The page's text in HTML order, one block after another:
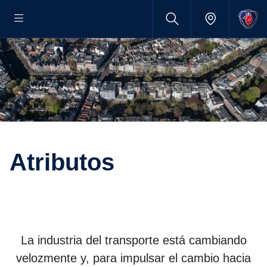
Atributos
La industria del transporte está cambiando
velozmente y, para impulsar el cambio hacia